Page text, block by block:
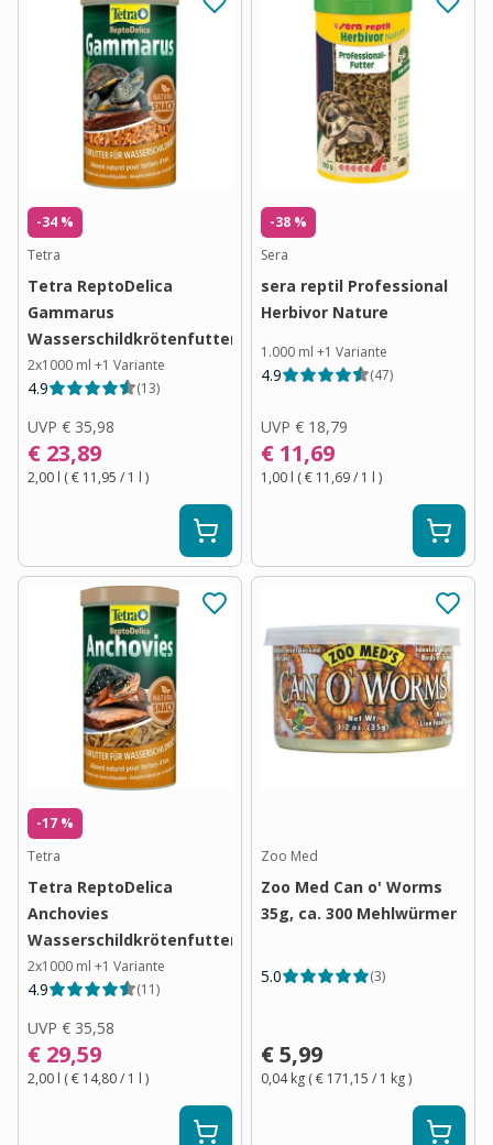
-34 %
Tetra
Tetra ReptoDelica
Gammarus
Wasserschildkrötenfutter
2x1000 ml +1 Variante
4.9 (13)
UVP € 35,98
€ 23,89
2,00 l (€ 11,95 / 1 l )
-38 %
Sera
sera reptil Professional
Herbivor Nature
1.000 ml +1 Variante
4.9 (47)
UVP € 18,79
€ 11,69
1,00 l (€ 11,69/ 1 l )
-17 %
Tetra
Tetra ReptoDelica
Anchovies
Wasserschildkrötenfutter
2x1000 ml +1 Variante
4.9 (11)
UVP € 35,58
€ 29,59
2,00 l (€ 14,80/ 1 l )
Zoo Med
Zoo Med Can o' Worms
35g, ca. 300 Mehlwürmer
5.0 (3)
€ 5,99
0,04 kg (€ 171,15 / 1 kg)